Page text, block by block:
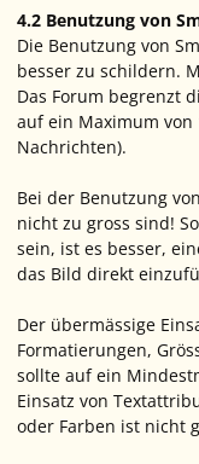
4.2 Benutzung von
Die Benutzung von
besser zu schildern.
Das Forum begrenzt
auf ein Maximum
Nachrichten).
Bei der Benutzung
nicht zu gross sind!
sein, ist es besser,
das Bild direkt
Der übermässige
Formatierungen,
sollte auf ein
Einsatz von
oder Farben ist nicht